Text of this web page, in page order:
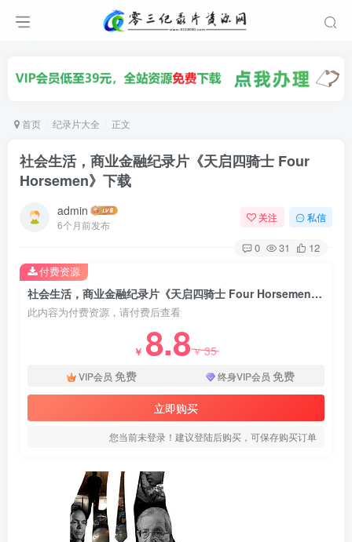
首页 纪录片大全 正文
社会生活，商业金融纪录片《天启四骑士 Four
Horsemen》下载
admin
6个月前发布
关注 私信
0 31 12
社会生活，商业金融纪录片《天启四骑士 Four Horsemen》下载
此内容为付费资源，请付费后查看
￥ 8.8￥35
VIP会员 免费 终身VIP会员 免费
立即购买
您当前未登录！建议登陆后购买，可保存购买订单
付费资源